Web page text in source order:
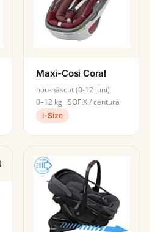
Maxi-Cosi Coral
nou-născut (0-12 luni)
0–12 kg ISOFIX / centură
i-Size